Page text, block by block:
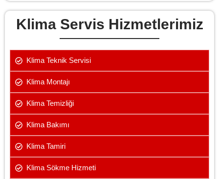
Klima Servis Hizmetlerimiz
Klima Teknik Servisi
Klima Montajı
Klima Temizliği
Klima Bakımı
Klima Tamiri
Klima Sökme Hizmeti